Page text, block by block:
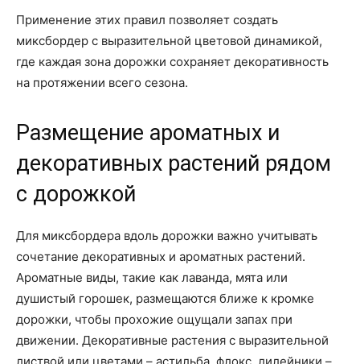
Применение этих правил позволяет создать
миксбордер с выразительной цветовой динамикой,
где каждая зона дорожки сохраняет декоративность
на протяжении всего сезона.
Размещение ароматных и
декоративных растений рядом
с дорожкой
Для миксбордера вдоль дорожки важно учитывать
сочетание декоративных и ароматных растений.
Ароматные виды, такие как лаванда, мята или
душистый горошек, размещаются ближе к кромке
дорожки, чтобы прохожие ощущали запах при
движении. Декоративные растения с выразительной